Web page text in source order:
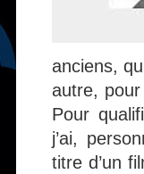
anciens,
autre,
Pour
j’ai,
titre d’un